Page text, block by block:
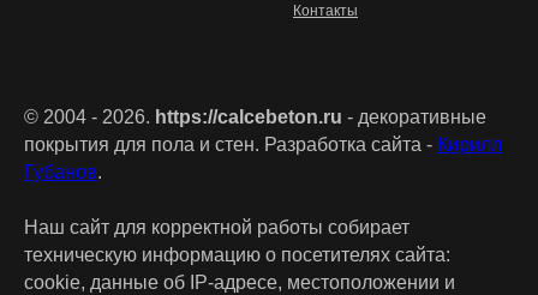
Контакты
© 2004 - 2026. https://calcebeton.ru - декоративные
покрытия для пола и стен. Разработка сайта - Кирилл
Губанов.
Наш сайт для корректной работы собирает
техническую информацию о посетителях сайта:
cookie, данные об IP-адресе, местоположении и